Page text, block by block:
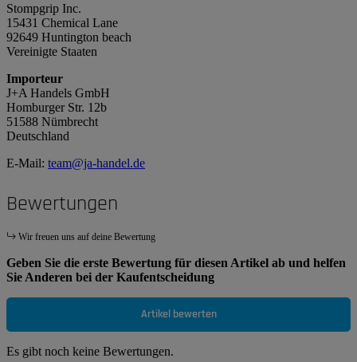
Stompgrip Inc.
15431 Chemical Lane
92649 Huntington beach
Vereinigte Staaten
Importeur
J+A Handels GmbH
Homburger Str. 12b
51588 Nümbrecht
Deutschland
E-Mail: team@ja-handel.de
Bewertungen
Wir freuen uns auf deine Bewertung
Geben Sie die erste Bewertung für diesen Artikel ab und helfen
Sie Anderen bei der Kaufentscheidung
Artikel bewerten
Es gibt noch keine Bewertungen.